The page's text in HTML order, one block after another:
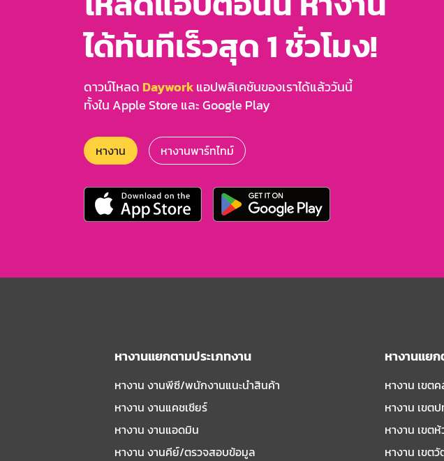
ได้ทันทีเร็วสุด 1 ชั่วโมง!
ดาวน์โหลด Dayworkแอปพลิเคชันของเราได้แล้ววันนี้
ทั้งใน Apple Store และ Google Play
หางาน หางานพาร์ทไทม์
หางานแยกตามประเภทงาน
หางาน งานพีซี/พนักงานแนะนําสินค้า
หางาน งานแคชเชียร์
หางาน งานแอดมิน
หางาน งานคีย์/ตรวจสอบข้อมูล
หางานแย
หางาน เขต
หางาน เขต
หางาน เขต
หางาน เขต